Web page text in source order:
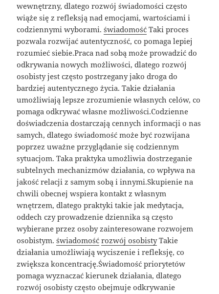
wewnętrzny, dlatego rozwój świadomości często
wiąże się z refleksją nad emocjami, wartościami i
codziennymi wyborami.świadomość Taki proces
pozwala rozwijać autentyczność, co pomaga lepiej
rozumieć siebie.Praca nad sobą może prowadzić do
odkrywania nowych możliwości, dlatego rozwój
osobisty jest często postrzegany jako droga do
bardziej autentycznego życia. Takie działania
umożliwiają lepsze zrozumienie własnych celów, co
pomaga odkrywać własne możliwości.Codzienne
doświadczenia dostarczają cennych informacji o nas
samych, dlatego świadomość może być rozwijana
poprzez uważne przyglądanie się codziennym
sytuacjom. Taka praktyka umożliwia dostrzeganie
subtelnych mechanizmów działania, co wpływa na
jakość relacji z samym sobą i innymi.Skupienie na
chwili obecnej wspiera kontakt z własnym
wnętrzem, dlatego praktyki takie jak medytacja,
oddech czy prowadzenie dziennika są często
wybierane przez osoby zainteresowane rozwojem
osobistym.świadomość rozwój osobistyTakie
działania umożliwiają wyciszenie i refleksję, co
zwiększa koncentrację.Świadomość priorytetów
pomaga wyznaczać kierunek działania, dlatego
rozwój osobisty często obejmuje odkrywanie